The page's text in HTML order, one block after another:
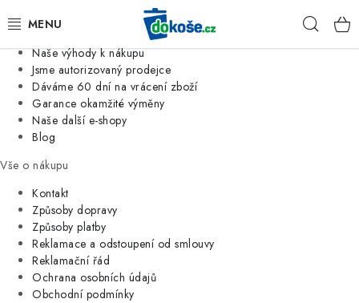
Jsme tradiční česká firma
Naše výhody k nákupu
Jsme autorizovaný prodejce
Dáváme 60 dní na vrácení zboží
Garance okamžité výměny
Naše další e-shopy
Blog
Vše o nákupu
Kontakt
Způsoby dopravy
Způsoby platby
Reklamace a odstoupení od smlouvy
Reklamační řád
Ochrana osobních údajů
Obchodní podmínky
KOŠE
SÁČKY
KUCHYNĚ
ORGANIZACE
DOMÁCNOST